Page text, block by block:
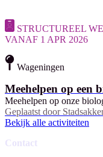
STRUCTUREEL
VANAF 1 APR 2026
Wageningen
Meehelpen op een
Meehelpen op onze
Geplaatst door
Bekijk alle activiteiten
Contact